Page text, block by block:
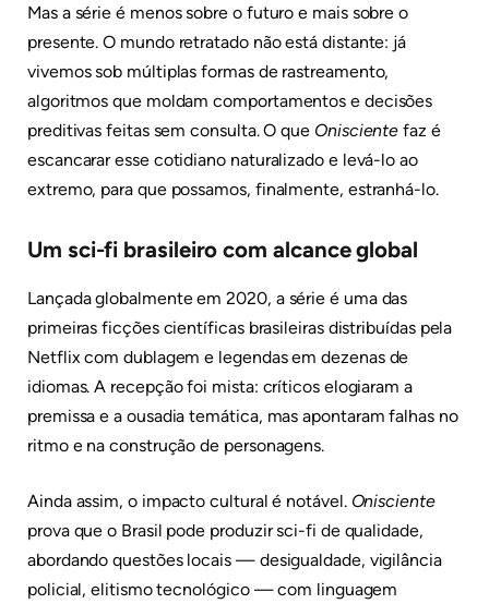
Mas a série é menos sobre o futuro e mais sobre o
presente. O mundo retratado não está distante: já
vivemos sob múltiplas formas de rastreamento,
algoritmos que moldam comportamentos e decisões
preditivas feitas sem consulta. O que Onisciente faz é
escancarar esse cotidiano naturalizado e levá-lo ao
extremo, para que possamos, finalmente, estranhá-lo.
Um sci-fi brasileiro com alcance global
Lançada globalmente em 2020, a série é uma das
primeiras ficções científicas brasileiras distribuídas pela
Netflix com dublagem e legendas em dezenas de
idiomas. A recepção foi mista: críticos elogiaram a
premissa e a ousadia temática, mas apontaram falhas no
ritmo e na construção de personagens.
Ainda assim, o impacto cultural é notável. Onisciente
prova que o Brasil pode produzir sci-fi de qualidade,
abordando questões locais — desigualdade, vigilância
policial, elitismo tecnológico — com linguagem